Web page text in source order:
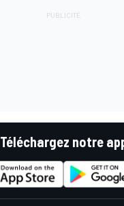
Téléchargez notre